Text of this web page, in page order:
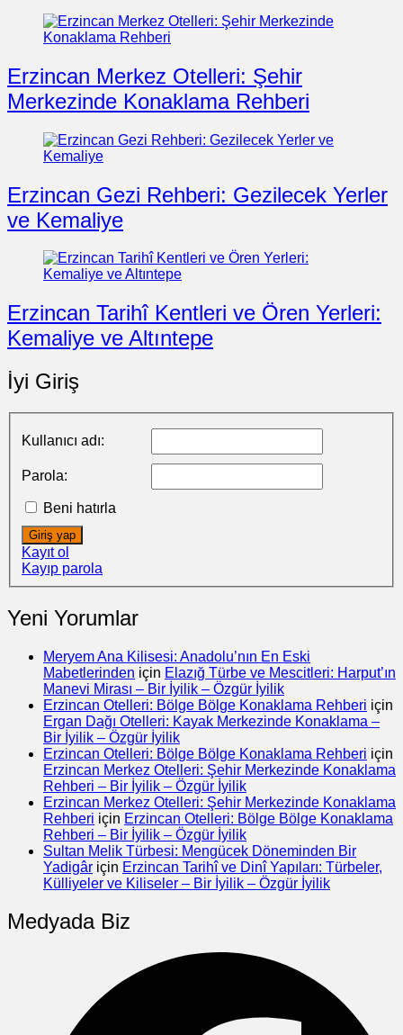
Erzincan Merkez Otelleri: Şehir
Merkezinde Konaklama Rehberi
Erzincan Gezi Rehberi: Gezilecek Yerler
ve Kemaliye
Erzincan Tarihî Kentleri ve Ören Yerleri:
Kemaliye ve Altıntepe
İyi Giriş
Kullanıcı adı:
Parola:
Beni hatırla
Giriş yap
Kayıt ol
Kayıp parola
Yeni Yorumlar
Meryem Ana Kilisesi: Anadolu’nın En Eski
Mabetlerinden için Elazığ Türbe ve Mescitleri: Harput’ın
Manevi Mirası – Bir İyilik – Özgür İyilik
Erzincan Otelleri: Bölge Bölge Konaklama Rehberi için
Ergan Dağı Otelleri: Kayak Merkezinde Konaklama –
Bir İyilik – Özgür İyilik
Erzincan Otelleri: Bölge Bölge Konaklama Rehberi için
Erzincan Merkez Otelleri: Şehir Merkezinde Konaklama
Rehberi – Bir İyilik – Özgür İyilik
Erzincan Merkez Otelleri: Şehir Merkezinde Konaklama
Rehberi için Erzincan Otelleri: Bölge Bölge Konaklama
Rehberi – Bir İyilik – Özgür İyilik
Sultan Melik Türbesi: Mengücek Döneminden Bir
Yadigâr için Erzincan Tarihî ve Dinî Yapıları: Türbeler,
Külliyeler ve Kiliseler – Bir İyilik – Özgür İyilik
Medyada Biz